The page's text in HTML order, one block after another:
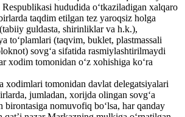
hududida o‘tkaziladigan xalqaro
taqdim etilgan tez yaroqsiz holga
guldasta, shirinliklar va h.k.),
to‘plamlari (taqvim, buklet, plastmassali
sovg‘a sifatida rasmiylashtirilmaydi
xodim tomonidan o‘z xohishiga ko‘ra
xodimlari tomonidan davlat delegatsiyalari
jumladan, xorijda olingan sovg‘a
birontasiga nomuvofiq bo‘lsa, har qanday